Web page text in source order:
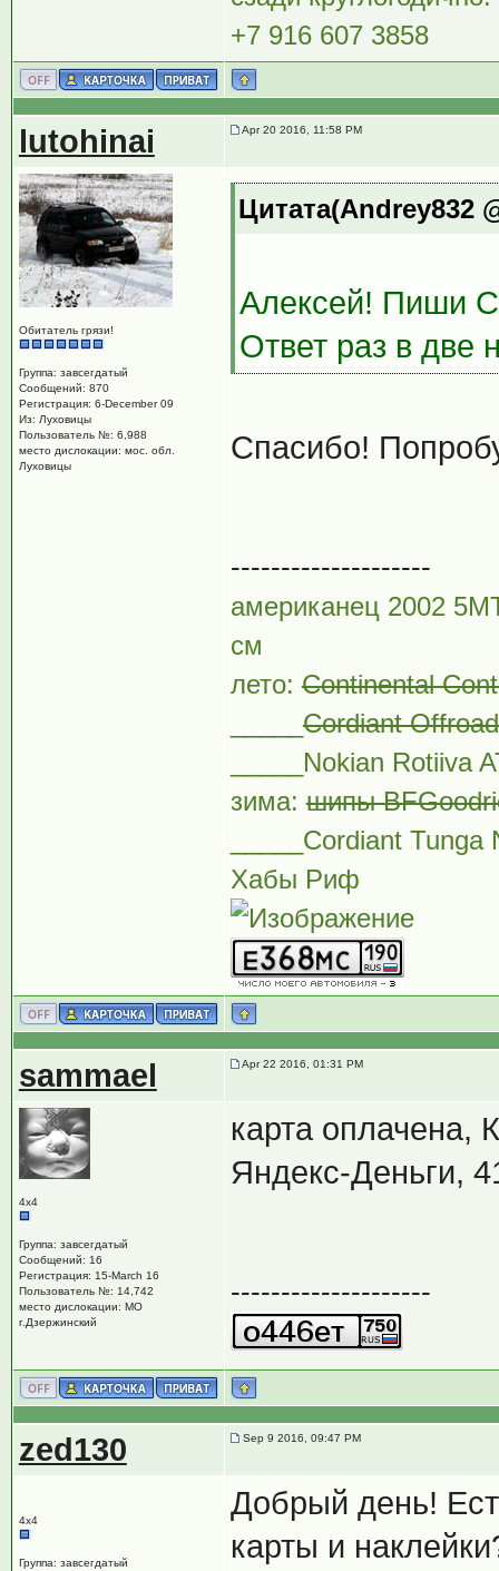
+7 916 607 3858
lutohinai Apr 20 2016, 11:58 PM
Обитатель грязи!
Группа: завсегдатый
Сообщений: 870
Регистрация: 6-December 09
Из: Луховицы
Пользователь №: 6,988
место дислокации: мос. обл.
Луховицы
Цитата(Andrey832
Алексей! Пиши
Ответ раз в две
Спасибо!
--------------------
американец 2002
см
лето:Continental
_____Cordiant
_____Nokian Rotiiva
зима:шипы
_____Cordiant
Хабы Риф
sammael Apr 22 2016, 01:31 PM
4х4
Группа: завсегдатый
Сообщений: 16
Регистрация: 15-March 16
Пользователь №: 14,742
место дислокации: МО
г.Дзержинский
карта оплачена,
Яндекс-Деньги,
--------------------
zed130 Sep 9 2016, 09:47 PM
4х4
Группа: завсегдатый
Добрый день!
карты и